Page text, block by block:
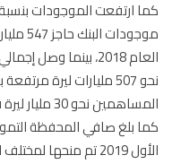
العام 2018، بينما وصل
المساهمين نحو 30
النشاط الاقتصادي.